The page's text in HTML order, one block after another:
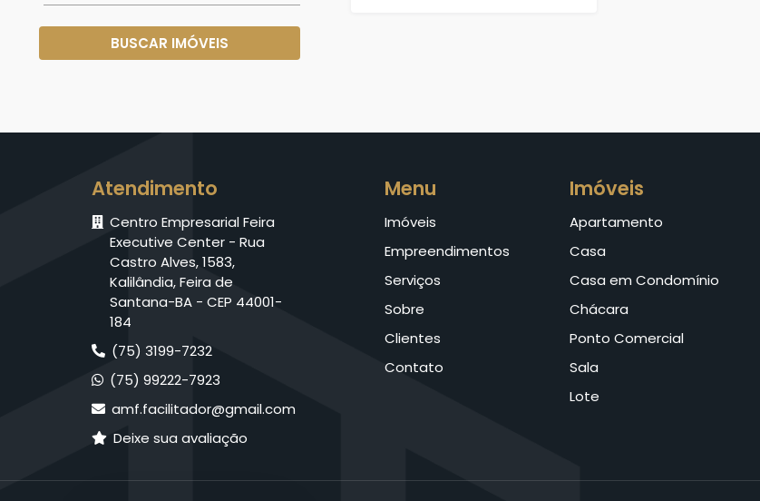
BUSCAR IMÓVEIS
Atendimento
Centro Empresarial Feira
Executive Center - Rua
Castro Alves, 1583,
Kalilândia, Feira de
Santana-BA - CEP 44001-
184
(75) 3199-7232
(75) 99222-7923
amf.facilitador@gmail.com
Deixe sua avaliação
Menu
Imóveis
Empreendimentos
Serviços
Sobre
Clientes
Contato
Imóveis
Apartamento
Casa
Casa em Condomínio
Chácara
Ponto Comercial
Sala
Lote